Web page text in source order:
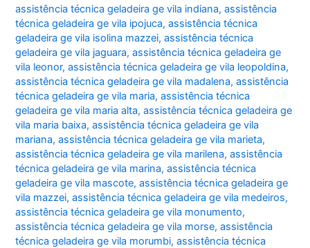
assistência técnica geladeira ge vila indiana,assistência
técnica geladeira ge vila ipojuca,assistência técnica
geladeira ge vila isolina mazzei,assistência técnica
geladeira ge vila jaguara,assistência técnica geladeira ge
vila leonor,assistência técnica geladeira ge vila leopoldina,
assistência técnica geladeira ge vila madalena,assistência
técnica geladeira ge vila maria,assistência técnica
geladeira ge vila maria alta,assistência técnica geladeira ge
vila maria baixa,assistência técnica geladeira ge vila
mariana,assistência técnica geladeira ge vila marieta,
assistência técnica geladeira ge vila marilena,assistência
técnica geladeira ge vila marina,assistência técnica
geladeira ge vila mascote,assistência técnica geladeira ge
vila mazzei,assistência técnica geladeira ge vila medeiros,
assistência técnica geladeira ge vila monumento,
assistência técnica geladeira ge vila morse,assistência
técnica geladeira ge vila morumbi,assistência técnica